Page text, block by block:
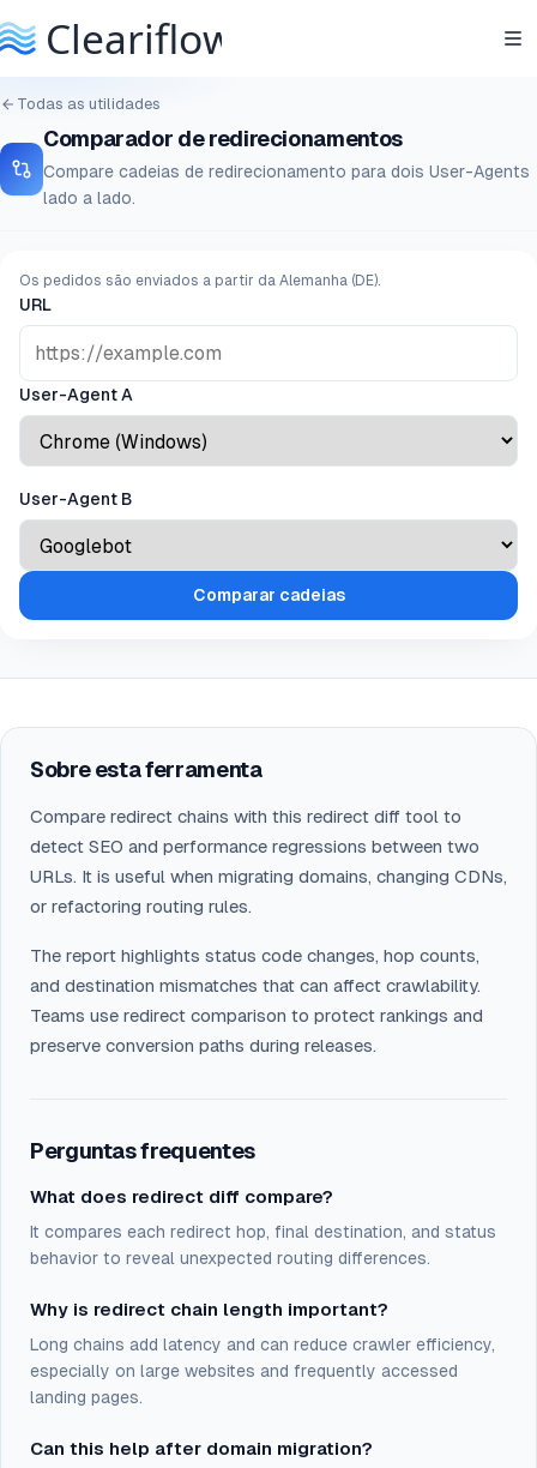
Todas as utilidades
Comparador de redirecionamentos
Compare cadeias de redirecionamento para dois User-Agents
lado a lado.
Os pedidos são enviados a partir da Alemanha (DE).
URL
User-Agent A
User-Agent B
Comparar cadeias
Sobre esta ferramenta
Compare redirect chains with this redirect diff tool to
detect SEO and performance regressions between two
URLs. It is useful when migrating domains, changing CDNs,
or refactoring routing rules.
The report highlights status code changes, hop counts,
and destination mismatches that can affect crawlability.
Teams use redirect comparison to protect rankings and
preserve conversion paths during releases.
Perguntas frequentes
What does redirect diff compare?
It compares each redirect hop, final destination, and status
behavior to reveal unexpected routing differences.
Why is redirect chain length important?
Long chains add latency and can reduce crawler efficiency,
especially on large websites and frequently accessed
landing pages.
Can this help after domain migration?